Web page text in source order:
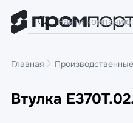
Главная
Втулка